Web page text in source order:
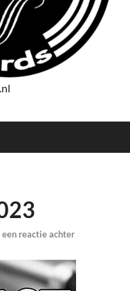
een reactie achter